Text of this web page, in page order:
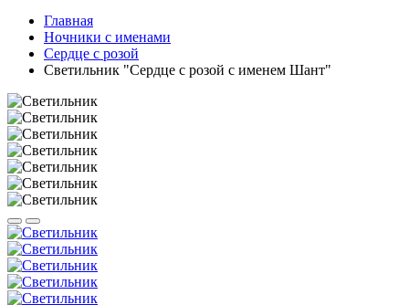
Главная
Ночники с именами
Сердце с розой
Светильник "Сердце с розой с именем Шант"